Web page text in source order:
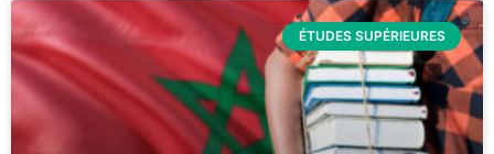
ÉTUDES SUPÉRIEURES